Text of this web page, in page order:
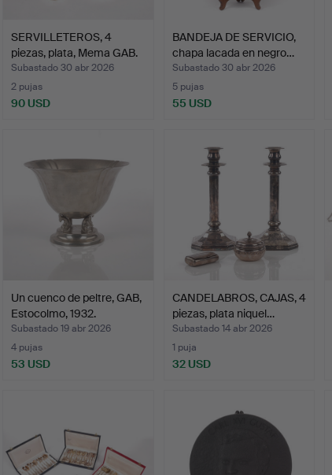
SERVILLETEROS, 4
piezas, plata, Mema GAB.
Subastado 30 abr 2026
2 pujas
90 USD
BANDEJA DE SERVICIO,
chapa lacada en negro…
Subastado 30 abr 2026
5 pujas
55 USD
Un cuenco de peltre, GAB,
Estocolmo, 1932.
Subastado 19 abr 2026
4 pujas
53 USD
CANDELABROS, CAJAS, 4
piezas, plata niquel…
Subastado 14 abr 2026
1 puja
32 USD